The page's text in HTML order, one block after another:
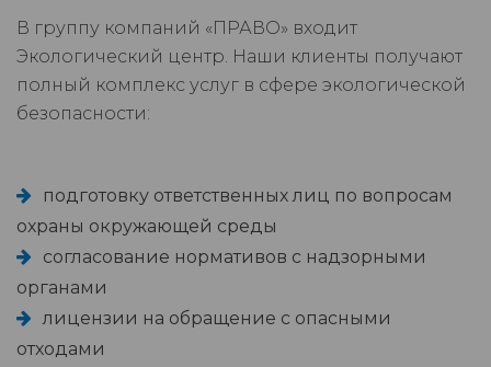
В группу компаний «ПРАВО» входит
Экологический центр. Наши клиенты получают
полный комплекс услуг в сфере экологической
безопасности:
подготовку ответственных лиц по вопросам
охраны окружающей среды
согласование нормативов с надзорными
органами
лицензии на обращение с опасными
отходами